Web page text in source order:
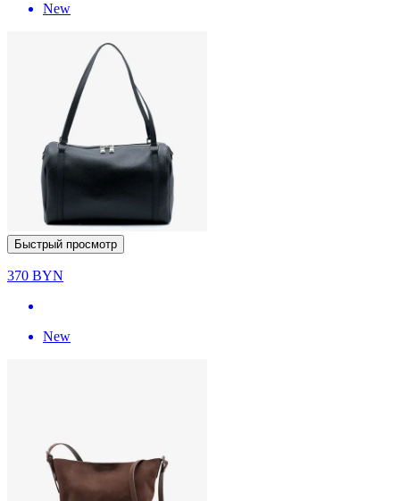
New
Быстрый просмотр
370 BYN
New